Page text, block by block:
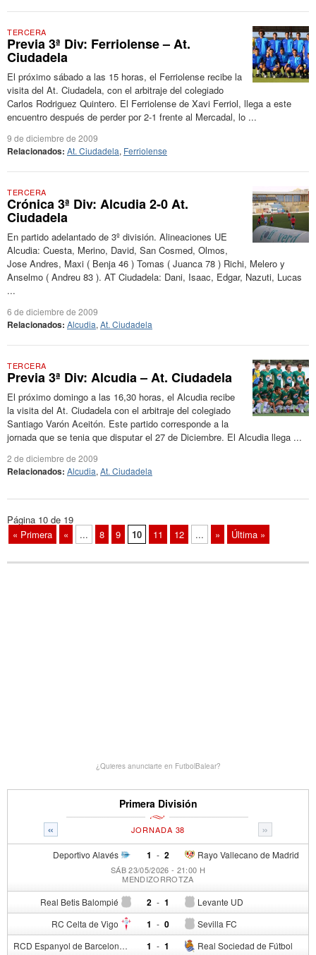
TERCERA
Previa 3ª Div: Ferriolense – At.
Ciudadela
El próximo sábado a las 15 horas, el Ferriolense recibe la
visita del At. Ciudadela, con el arbitraje del colegiado
Carlos Rodriguez Quintero. El Ferriolense de Xavi Ferriol, llega a este
encuentro después de perder por 2-1 frente al Mercadal, lo ...
9 de diciembre de 2009
Relacionados: At. Ciudadela, Ferriolense
TERCERA
Crónica 3ª Div: Alcudia 2-0 At.
Ciudadela
En partido adelantado de 3º división. Alineaciones UE
Alcudia: Cuesta, Merino, David, San Cosmed, Olmos,
Jose Andres, Maxi ( Benja 46 ) Tomas ( Juanca 78 ) Richi, Melero y
Anselmo ( Andreu 83 ). AT Ciudadela: Dani, Isaac, Edgar, Nazuti, Lucas
...
6 de diciembre de 2009
Relacionados: Alcudia, At. Ciudadela
TERCERA
Previa 3ª Div: Alcudia – At. Ciudadela
El próximo domingo a las 16,30 horas, el Alcudia recibe
la visita del At. Ciudadela con el arbitraje del colegiado
Santiago Varón Aceitón. Este partido corresponde a la
jornada que se tenia que disputar el 27 de Diciembre. El Alcudia llega ...
2 de diciembre de 2009
Relacionados: Alcudia, At. Ciudadela
Página 10 de 19
« Primera
« ... 8 9 10 11 12 ... » Última »
¿Quieres anunciarte en FutbolBalear?
Primera División
« »
JORNADA 38
Deportivo Alavés 1 - Rayo Vallecano de Madrid
2
SÁB 23/05/2026 - 21:00 H
MENDIZORROTZA
Real Betis Balompié 2 - Levante UD
1
RC Celta de Vigo 1 - Sevilla FC
0
RCD Espanyol de Barcelona 1 - Real Sociedad de Fútbol
1